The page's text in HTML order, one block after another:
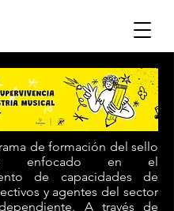
de formación del sello
enfocado en el
de capacidades de
y agentes del sector
A través de